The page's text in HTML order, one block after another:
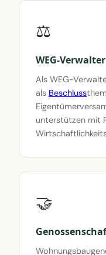
⚖️
WEG-Verwalter
Als WEG-
als Beschluss
unterstützen mit
🤝